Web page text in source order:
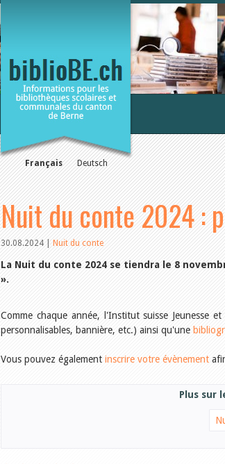
Français Deutsch
Nuit du conte 2024 :
30.08.2024|Nuit du conte
La Nuit du conte 2024 se tiendra le 8
».
Comme chaque année, l'Institut suisse Jeunesse
personnalisables, bannière, etc.) ainsi qu'une
Vous pouvez également inscrire votre évènement
Plus sur